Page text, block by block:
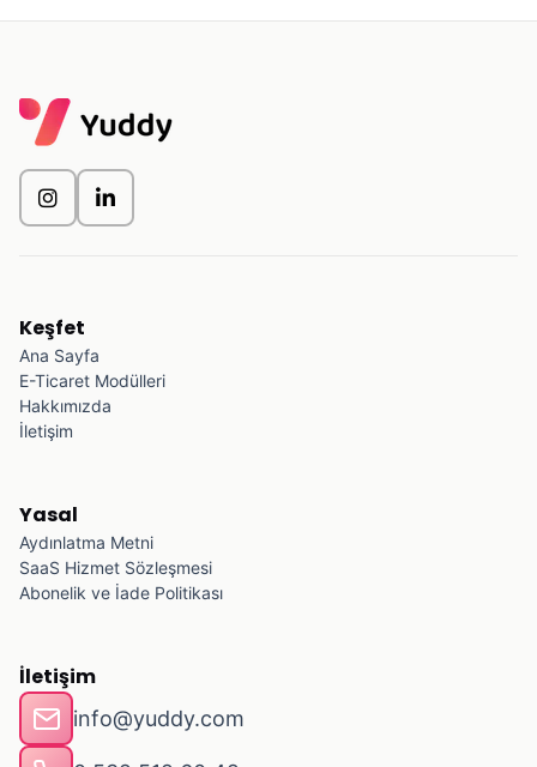
Keşfet
Ana Sayfa
E-Ticaret Modülleri
Hakkımızda
İletişim
Yasal
Aydınlatma Metni
SaaS Hizmet Sözleşmesi
Abonelik ve İade Politikası
İletişim
info@yuddy.com